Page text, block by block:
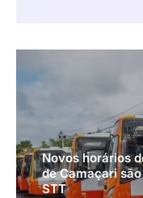
Novos horários
de Camaçari
STT